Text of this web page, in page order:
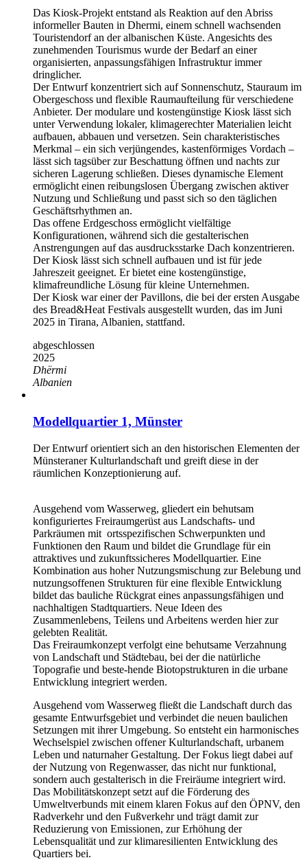
Das Kiosk-Projekt entstand als Reaktion auf den Abriss
informeller Bauten in Dhermi, einem schnell wachsenden
Touristendorf an der albanischen Küste. Angesichts des
zunehmenden Tourismus wurde der Bedarf an einer
organisierten, anpassungsfähigen Infrastruktur immer
dringlicher.
Der Entwurf konzentriert sich auf Sonnenschutz, Stauraum im
Obergeschoss und flexible Raumaufteilung für verschiedene
Anbieter. Der modulare und kostengünstige Kiosk lässt sich
unter Verwendung lokaler, klimagerechter Materialien leicht
aufbauen, abbauen und versetzen. Sein charakteristisches
Merkmal – ein sich verjüngendes, kastenförmiges Vordach –
lässt sich tagsüber zur Beschattung öffnen und nachts zur
sicheren Lagerung schließen. Dieses dynamische Element
ermöglicht einen reibungslosen Übergang zwischen aktiver
Nutzung und Schließung und passt sich so den täglichen
Geschäftsrhythmen an.
Das offene Erdgeschoss ermöglicht vielfältige
Konfigurationen, während sich die gestalterischen
Anstrengungen auf das ausdrucksstarke Dach konzentrieren.
Der Kiosk lässt sich schnell aufbauen und ist für jede
Jahreszeit geeignet. Er bietet eine kostengünstige,
klimafreundliche Lösung für kleine Unternehmen.
Der Kiosk war einer der Pavillons, die bei der ersten Ausgabe
des Bread&Heat Festivals ausgestellt wurden, das im Juni
2025 in Tirana, Albanien, stattfand.
abgeschlossen
2025
Dhërmi
Albanien
Modellquartier 1, Münster
Der Entwurf orientiert sich an den historischen Elementen der
Münsteraner Kulturlandschaft und greift diese in der
räumlichen Konzeptionierung auf.
Ausgehend vom Wasserweg, gliedert ein behutsam
konfiguriertes Freiraumgerüst aus Landschafts- und
Parkräumen mit ortsspezifischen Schwerpunkten und
Funktionen den Raum und bildet die Grundlage für ein
attraktives und zukunftssicheres Modellquartier. Eine
Kombination aus hoher Nutzungsmischung zur Belebung und
nutzungsoffenen Strukturen für eine flexible Entwicklung
bildet das bauliche Rückgrat eines anpassungsfähigen und
nachhaltigen Stadtquartiers. Neue Ideen des
Zusammenlebens, Teilens und Arbeitens werden hier zur
gelebten Realität.
Das Freiraumkonzept verfolgt eine behutsame Verzahnung
von Landschaft und Städtebau, bei der die natürliche
Topografie und beste-hende Biotopstrukturen in die urbane
Entwicklung integriert werden.
Ausgehend vom Wasserweg fließt die Landschaft durch das
gesamte Entwurfsgebiet und verbindet die neuen baulichen
Setzungen mit ihrer Umgebung. So entsteht ein harmonisches
Wechselspiel zwischen offener Kulturlandschaft, urbanem
Leben und naturnaher Gestaltung. Der Fokus liegt dabei auf
der Nutzung von Regenwasser, das nicht nur funktional,
sondern auch gestalterisch in die Freiräume integriert wird.
Das Mobilitätskonzept setzt auf die Förderung des
Umweltverbunds mit einem klaren Fokus auf den ÖPNV, den
Radverkehr und den Fußverkehr und trägt damit zur
Reduzierung von Emissionen, zur Erhöhung der
Lebensqualität und zur klimaresilienten Entwicklung des
Quartiers bei.